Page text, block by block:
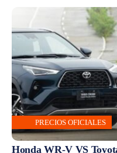
PRECIOS OFICIALES
Honda WR-V VS